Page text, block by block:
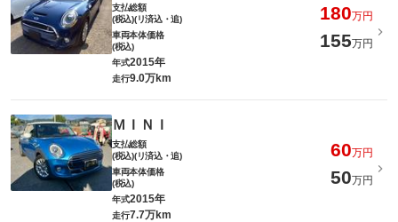
支払総額
(税込)(リ済込・追)
180万円
車両本体価格
(税込)
155万円
年式2015年
走行9.0万km
ＭＩＮＩ
支払総額
(税込)(リ済込・追)
60万円
車両本体価格
(税込)
50万円
年式2015年
走行7.7万km